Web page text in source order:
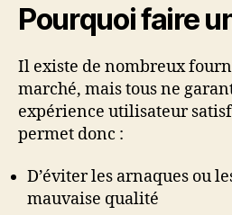
Pourquoi faire
Il existe de nombreux
marché, mais tous ne
expérience utilisateur
permet donc :
D’éviter les arnaques ou
mauvaise qualité